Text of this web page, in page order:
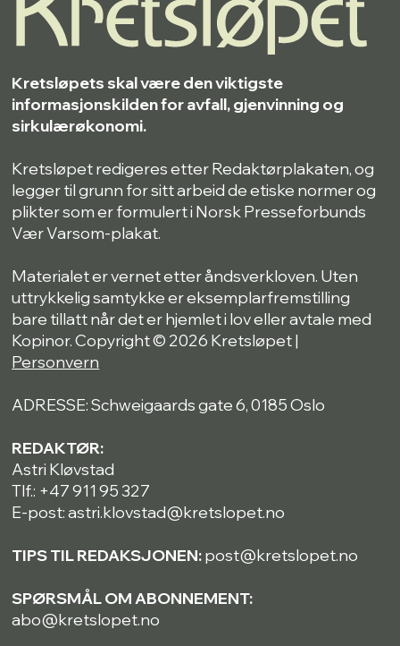
Kretsløpets skal være den viktigste
informasjonskilden for avfall, gjenvinning og
sirkulærøkonomi.
Kretsløpet redigeres etter Redaktørplakaten, og
legger til grunn for sitt arbeid de etiske normer og
plikter som er formulert i Norsk Presseforbunds
Vær Varsom-plakat.
Materialet er vernet etter åndsverkloven. Uten
uttrykkelig samtykke er eksemplarfremstilling
bare tillatt når det er hjemlet i lov eller avtale med
Kopinor. Copyright © 2026 Kretsløpet |
Personvern
ADRESSE: Schweigaards gate 6, 0185 Oslo
REDAKTØR:
Astri Kløvstad
Tlf.: +47 911 95 327
E-post: astri.klovstad@kretslopet.no
TIPS TIL REDAKSJONEN:post@kretslopet.no
SPØRSMÅL OM ABONNEMENT:
abo@kretslopet.no